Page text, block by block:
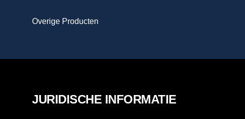
Overige Producten
JURIDISCHE INFORMATIE